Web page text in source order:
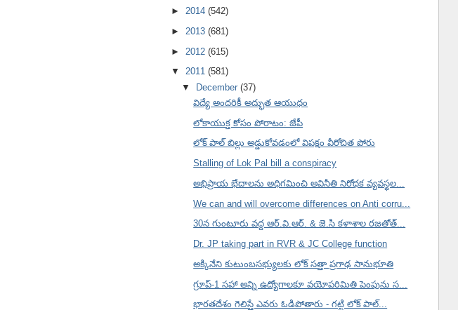
► 2014 (542)
► 2013 (681)
► 2012 (615)
▼ 2011 (581)
▼ December(37)
విద్యే అందరికీ అద్భుత ఆయుధం
లోకాయుక్త కోసం పోరాటం: జేపీ
లోక్ పాల్ బిల్లు అడ్డుకోవడంలో విపక్షం వీరోచిత పోరు
Stalling of Lok Pal bill a conspiracy
అభిప్రాయ భేదాలను అధిగమించి అవినీతి నిరోధక వ్యవస్థల...
We can and will overcome differences on Anti corru...
30న గుంటూరు వద్ద ఆర్.వి.ఆర్. & జె.సి కళాశాల రజతోత్...
Dr. JP taking part in RVR & JC College function
అక్కినేని కుటుంబసభ్యులకు లోక్ సత్తా ప్రగాఢ సానుభూతి
గ్రూప్-1 సహా అన్ని ఉద్యోగాలకూ వయోపరిమితి పెంపును స...
భారతదేశం గెలిస్తే ఎవరు ఓడిపోతారు - గట్టి లోక్ పాల్...